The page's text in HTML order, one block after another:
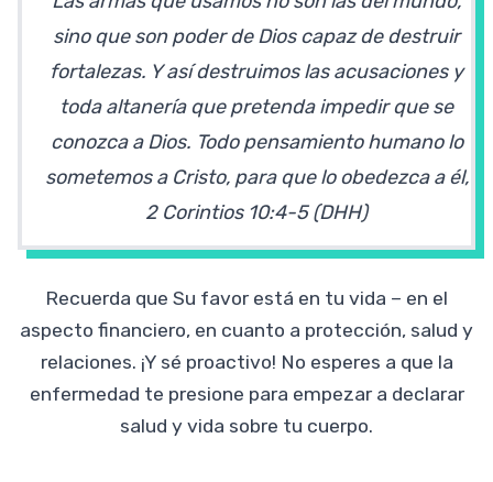
sino que son poder de Dios capaz de destruir
fortalezas. Y así destruimos las acusaciones y
toda altanería que pretenda impedir que se
conozca a Dios. Todo pensamiento humano lo
sometemos a Cristo, para que lo obedezca a él,
2 Corintios 10:4-5 (DHH)
Recuerda que Su favor está en tu vida – en el
aspecto financiero, en cuanto a protección, salud y
relaciones. ¡Y sé proactivo! No esperes a que la
enfermedad te presione para empezar a declarar
salud y vida sobre tu cuerpo.